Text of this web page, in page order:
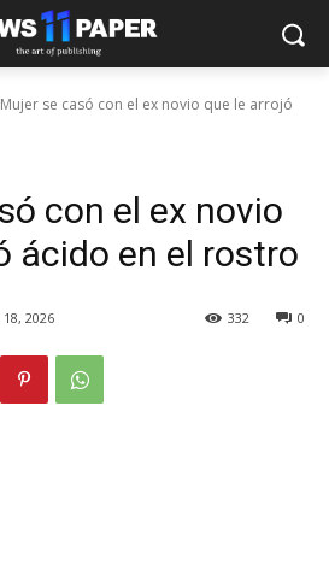
Mujer se casó con el ex novio que le arrojó
con el ex novio
ácido en el rostro
2026 0
332